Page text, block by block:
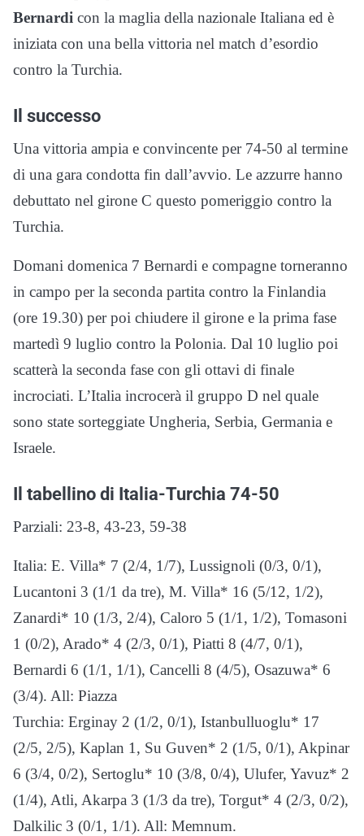
Bernardi con la maglia della nazionale Italiana ed è
iniziata con una bella vittoria nel match d’esordio
contro la Turchia.
Il successo
Una vittoria ampia e convincente per 74-50 al termine
di una gara condotta fin dall’avvio. Le azzurre hanno
debuttato nel girone C questo pomeriggio contro la
Turchia.
Domani domenica 7 Bernardi e compagne torneranno
in campo per la seconda partita contro la Finlandia
(ore 19.30) per poi chiudere il girone e la prima fase
martedì 9 luglio contro la Polonia. Dal 10 luglio poi
scatterà la seconda fase con gli ottavi di finale
incrociati. L’Italia incrocerà il gruppo D nel quale
sono state sorteggiate Ungheria, Serbia, Germania e
Israele.
Il tabellino di Italia-Turchia 74-50
Parziali: 23-8, 43-23, 59-38
Italia: E. Villa* 7 (2/4, 1/7), Lussignoli (0/3, 0/1),
Lucantoni 3 (1/1 da tre), M. Villa* 16 (5/12, 1/2),
Zanardi* 10 (1/3, 2/4), Caloro 5 (1/1, 1/2), Tomasoni
1 (0/2), Arado* 4 (2/3, 0/1), Piatti 8 (4/7, 0/1),
Bernardi 6 (1/1, 1/1), Cancelli 8 (4/5), Osazuwa* 6
(3/4). All: Piazza
Turchia: Erginay 2 (1/2, 0/1), Istanbulluoglu* 17
(2/5, 2/5), Kaplan 1, Su Guven* 2 (1/5, 0/1), Akpinar
6 (3/4, 0/2), Sertoglu* 10 (3/8, 0/4), Ulufer, Yavuz* 2
(1/4), Atli, Akarpa 3 (1/3 da tre), Torgut* 4 (2/3, 0/2),
Dalkilic 3 (0/1, 1/1). All: Memnum.